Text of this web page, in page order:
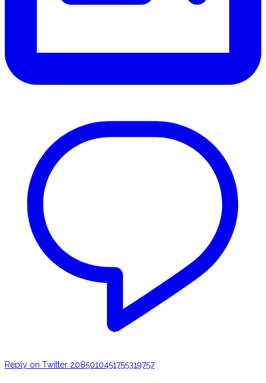
Reply on Twitter 2085010451755319757